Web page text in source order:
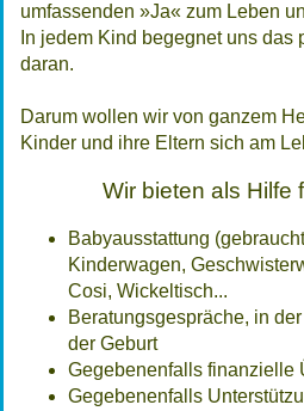
umfassenden »Ja« zum Leben
In jedem Kind begegnet uns
daran.
Darum wollen wir von ganzem
Kinder und ihre Eltern sich am
Wir bieten als Hilfe
Babyausstattung
Kinderwagen,
Cosi, Wickeltisch...
Beratungsgespräche, in
der Geburt
Gegebenenfalls finanzielle
Gegebenenfalls